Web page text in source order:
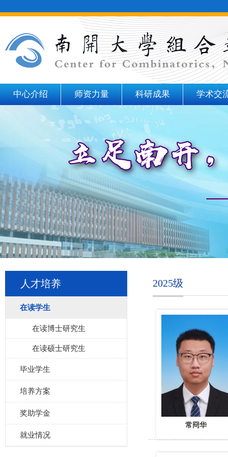
中心介绍 师资力量 科研成果 学术交
人才培养
在读学生
在读博士研究生
在读硕士研究生
毕业学生
培养方案
奖助学金
就业情况
2025级
常冏华